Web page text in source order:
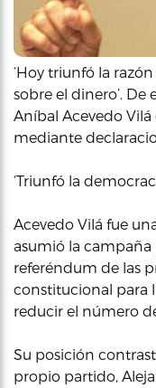
‘Hoy triunfó la
sobre el dinero’.
Aníbal Acevedo
mediante
‘Triunfó la
Acevedo Vilá fue
asumió la campaña
referéndum de las
constitucional para
reducir el número
Su posición
propio partido,